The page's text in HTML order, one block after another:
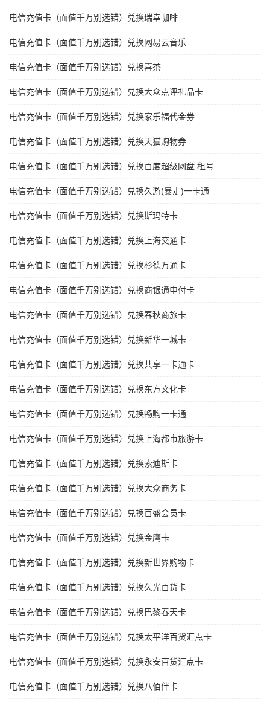
电信充值卡（面值千万别选错）兑换瑞幸咖啡
电信充值卡（面值千万别选错）兑换网易云音乐
电信充值卡（面值千万别选错）兑换喜茶
电信充值卡（面值千万别选错）兑换大众点评礼品卡
电信充值卡（面值千万别选错）兑换家乐福代金券
电信充值卡（面值千万别选错）兑换天猫购物券
电信充值卡（面值千万别选错）兑换百度超级网盘 租号
电信充值卡（面值千万别选错）兑换久游(暴走)一卡通
电信充值卡（面值千万别选错）兑换斯玛特卡
电信充值卡（面值千万别选错）兑换上海交通卡
电信充值卡（面值千万别选错）兑换杉德万通卡
电信充值卡（面值千万别选错）兑换商银通申付卡
电信充值卡（面值千万别选错）兑换春秋商旅卡
电信充值卡（面值千万别选错）兑换新华一城卡
电信充值卡（面值千万别选错）兑换共享一卡通卡
电信充值卡（面值千万别选错）兑换东方文化卡
电信充值卡（面值千万别选错）兑换畅购一卡通
电信充值卡（面值千万别选错）兑换上海都市旅游卡
电信充值卡（面值千万别选错）兑换索迪斯卡
电信充值卡（面值千万别选错）兑换大众商务卡
电信充值卡（面值千万别选错）兑换百盛会员卡
电信充值卡（面值千万别选错）兑换金鹰卡
电信充值卡（面值千万别选错）兑换新世界购物卡
电信充值卡（面值千万别选错）兑换久光百货卡
电信充值卡（面值千万别选错）兑换巴黎春天卡
电信充值卡（面值千万别选错）兑换太平洋百货汇点卡
电信充值卡（面值千万别选错）兑换永安百货汇点卡
电信充值卡（面值千万别选错）兑换八佰伴卡